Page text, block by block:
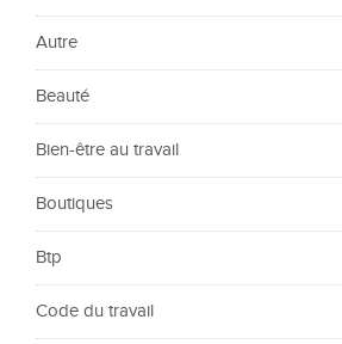
Autre
Beauté
Bien-être au travail
Boutiques
Btp
Code du travail